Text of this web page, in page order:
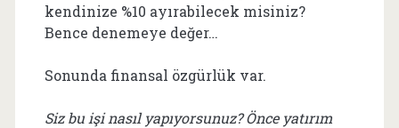
kendinize %10 ayırabilecek misiniz?
Bence denemeye değer…
Sonunda finansal özgürlük var.
Siz bu işi nasıl yapıyorsunuz? Önce yatırım